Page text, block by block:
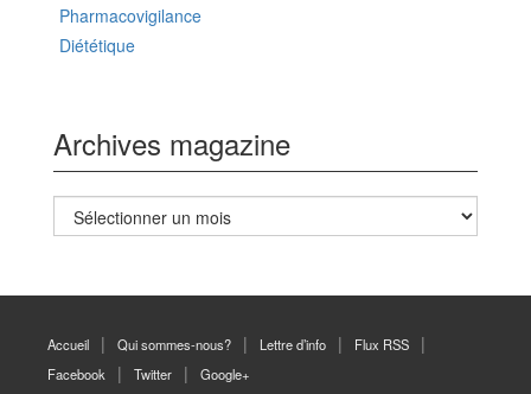
Pharmacovigilance
Diététique
Archives magazine
Archives
magazine
Accueil Qui sommes-nous? Lettre d’info
Flux RSS
Facebook
Twitter Google+